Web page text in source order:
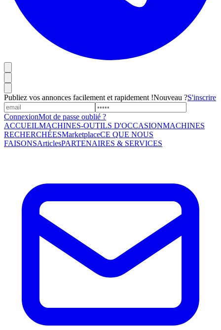
Publiez vos annonces facilement et rapidement !Nouveau ?S'inscrire
ConnexionMot de passe oublié ?
ACCUEILMACHINES-OUTILS D'OCCASIONMACHINES
RECHERCHÉESMarketplaceCE QUE NOUS
FAISONSArticlesPARTENAIRES & SERVICES